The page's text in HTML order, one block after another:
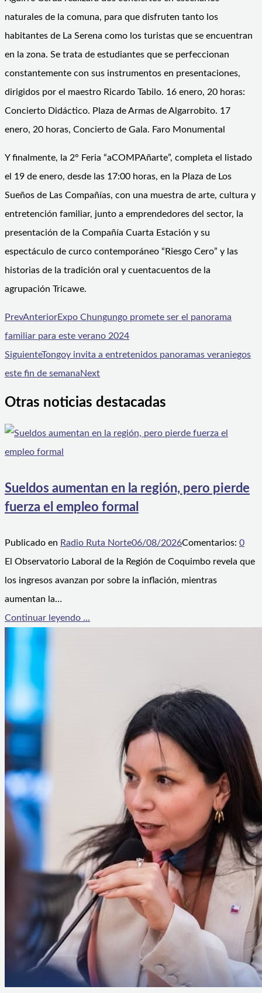
naturales de la comuna, para que disfruten tanto los
habitantes de La Serena como los turistas que se encuentran
en la zona. Se trata de estudiantes que se perfeccionan
constantemente con sus instrumentos en presentaciones,
dirigidos por el maestro Ricardo Tabilo. 16 enero, 20 horas:
Concierto Didáctico. Plaza de Armas de Algarrobito. 17
enero, 20 horas, Concierto de Gala. Faro Monumental
Y finalmente, la 2° Feria “aCOMPAñarte”, completa el listado
el 19 de enero, desde las 17:00 horas, en la Plaza de Los
Sueños de Las Compañías, con una muestra de arte, cultura y
entretención familiar, junto a emprendedores del sector, la
presentación de la Compañía Cuarta Estación y su
espectáculo de curco contemporáneo “Riesgo Cero” y las
historias de la tradición oral y cuentacuentos de la
agrupación Tricawe.
PrevAnteriorExpo Chungungo promete ser el panorama
familiar para este verano 2024
SiguienteTongoy invita a entretenidos panoramas veraniegos
este fin de semanaNext
Otras noticias destacadas
Sueldos aumentan en la región, pero pierde
fuerza el empleo formal
Publicado en Radio Ruta Norte06/08/2026Comentarios: 0
El Observatorio Laboral de la Región de Coquimbo revela que
los ingresos avanzan por sobre la inflación, mientras
aumentan la…
Continuar leyendo ...